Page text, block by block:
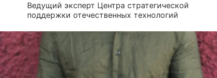
Ведущий эксперт Центра стратегической
поддержки отечественных технологий